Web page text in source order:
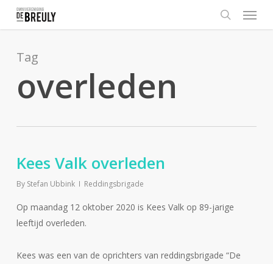
content
search
Menu
Tag
overleden
Kees Valk overleden
By Stefan Ubbink Reddingsbrigade
Op maandag 12 oktober 2020 is Kees Valk op 89-jarige
leeftijd overleden.
Kees was een van de oprichters van reddingsbrigade “De